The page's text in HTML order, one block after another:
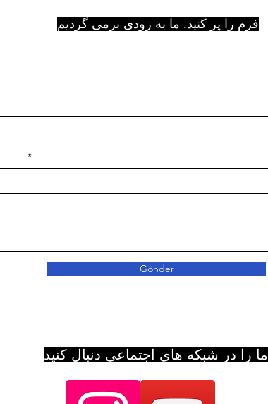
فرم را پر کنید. ما به زودی برمی گردیم
Gönder